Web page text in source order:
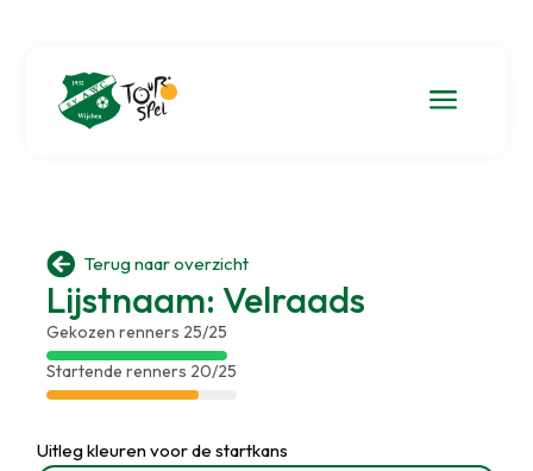
a
 Terug naar overzicht
Lijstnaam: Velraads
Gekozen renners 25/25
Startende renners 20/25
Uitleg kleuren voor de startkans